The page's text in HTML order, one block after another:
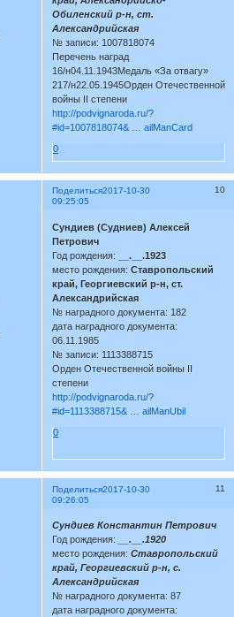
Обиленский р-н, ст.
Александрийская
№ записи: 1007818074
Перечень наград
16/н04.11.1943Медаль «За отвагу»
217/н22.05.1945Орден Отечественной
войны II степени
http://podvignaroda.ru/?
#id=1007818074& … ailManCard
0
Поделиться 10
2017-10-30
09:25:05
Сундиев (Судниев) Алексей
Петрович
Год рождения:
__.__.1923
место рождения:Ставропольский
край, Георгиевский р-н, ст.
Александрийская
№ наградного документа: 182
дата наградного документа:
06.11.1985
№ записи: 1113388715
Орден Отечественной войны II
степени
http://podvignaroda.ru/?
#id=1113388715& … ailManUbil
0
Поделиться 11
2017-10-30
09:26:05
Сундиев Константин Петрович
Год рождения:
__.__.1920
место рождения: Ставропольский
край, Георгиевский р-н, с.
Александрийская
№ наградного документа: 87
дата наградного документа: